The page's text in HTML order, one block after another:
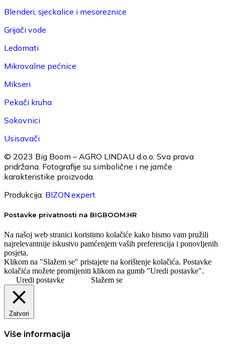
Blenderi, sjeckalice i mesoreznice
Grijači vode
Ledomati
Mikrovalne pećnice
Mikseri
Pekači kruha
Sokovnici
Usisavači
© 2023 Big Boom – AGRO LINDAU d.o.o. Sva prava
pridržana. Fotografije su simbolične i ne jamče
karakteristike proizvoda.
Produkcija: BIZON.expert
Postavke privatnosti na BIGBOOM.HR
Na našoj web stranici koristimo kolačiće kako bismo vam pružili
najrelevantnije iskustvo pamćenjem vaših preferencija i ponovljenih
posjeta.
Klikom na "Slažem se" pristajete na korištenje kolačića. Postavke
kolačića možete promijeniti klikom na gumb "Uredi postavke".
Uredi postavke
Slažem se
Zatvori
Više informacija